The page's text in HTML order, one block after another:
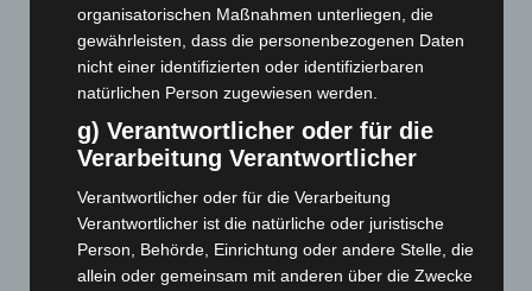
Corona-News
Hannover und Region
5.039
Langenhagen und Ortsteile
Leserbriefe
Menschen
Über uns
Veranstaltungen
1.272
organisatorischen Maßnahmen unterliegen, die
gewährleisten, dass die personenbezogenen Daten
nicht einer identifizierten oder identifizierbaren
natürlichen Person zugewiesen werden.
g) Verantwortlicher oder für die
Verarbeitung Verantwortlicher
Verantwortlicher oder für die Verarbeitung
Verantwortlicher ist die natürliche oder juristische
Person, Behörde, Einrichtung oder andere Stelle, die
allein oder gemeinsam mit anderen über die Zwecke